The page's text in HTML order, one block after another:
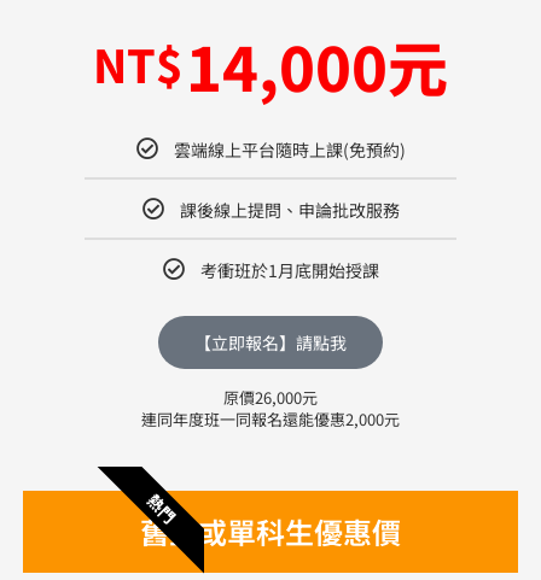
NT$14,000元
雲端線上平台隨時上課(免預約)
課後線上提問、申論批改服務
考衝班於1月底開始授課
【立即報名】請點我
原價26,000元
連同年度班一同報名還能優惠2,000元
熱門
舊生或單科生優惠價